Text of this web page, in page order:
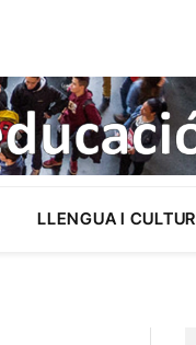
LLENGUA I